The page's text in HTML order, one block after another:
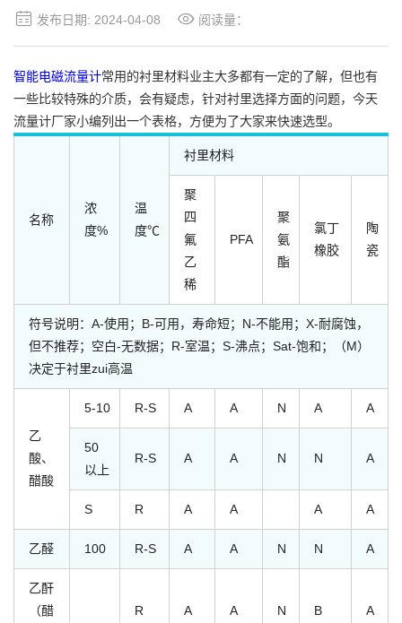
发布日期: 2024-04-08 阅读量：
智能电磁流量计常用的衬里材料业主大多都有一定的了解，但也有
一些比较特殊的介质，会有疑虑，针对衬里选择方面的问题，今天
流量计厂家小编列出一个表格，方便为了大家来快速选型。
名称
浓
度%
温
度℃
衬里材料
聚
四
氟
乙
稀
PFA
聚
氨
酯
氯丁
橡胶
陶
瓷
符号说明：A-使用；B-可用，寿命短；N-不能用；X-耐腐蚀，
但不推荐；空白-无数据；R-室温；S-沸点；Sat-饱和；（M）
决定于衬里zui高温
乙
酸、
醋酸
5-10 R-S A A N A A
50
以上
R-S A A N N A
S R A A A A
乙醛 100 R-S A A N N A
乙酐
（醋
R A A N B A